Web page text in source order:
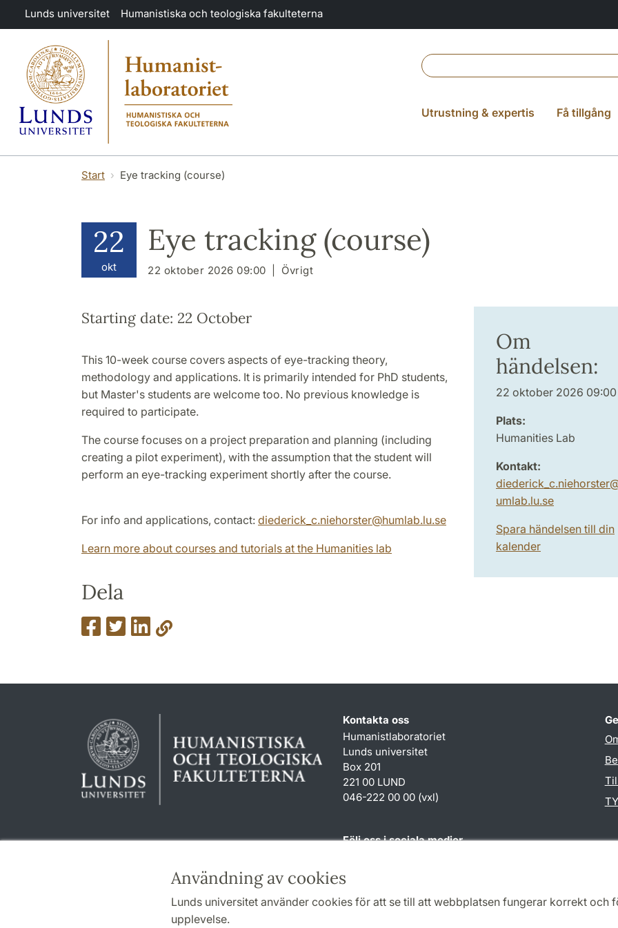
Hoppa till huvudinnehåll
Användning av cookies
Lunds universitet använder cookies för att se till att webbplatsen fungerar korrekt och
upplevelse.
Lunds universitet Humanistiska och teologiska fakulteterna
Utrustning & expertis Få tillgång
Start Eye tracking (course)
22
okt
Eye tracking (course)
22 oktober 2026 09:00 Övrigt
Starting date: 22 October
This 10-week course covers aspects of eye-tracking theory,
methodology and applications. It is primarily intended for PhD students,
but Master's students are welcome too. No previous knowledge is
required to participate.
The course focuses on a project preparation and planning (including
creating a pilot experiment), with the assumption that the student will
perform an eye-tracking experiment shortly after the course.
For info and applications, contact: diederick_c.niehorster@humlab.lu.se
Learn more about courses and tutorials at the Humanities lab
Dela
Om
händelsen:
22 oktober 2026 09:00
Plats:
Humanities Lab
Kontakt:
diederick_c.niehorster
umlab.lu.se
Spara händelsen till din
kalender
Kontakta oss
Humanistlaboratoriet
Lunds universitet
Box 201
221 00 LUND
046-222 00 00 (vxl)
Följ oss i sociala medier
LinkedIn